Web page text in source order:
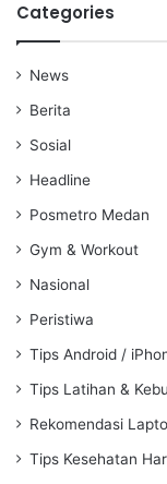
Categories
News
Berita
Sosial
Headline
Posmetro Medan
Gym & Workout
Nasional
Peristiwa
Tips Android /
Tips Latihan &
Rekomendasi
Tips Kesehatan